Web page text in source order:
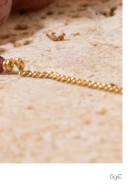
69€